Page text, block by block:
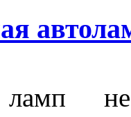
ламп не